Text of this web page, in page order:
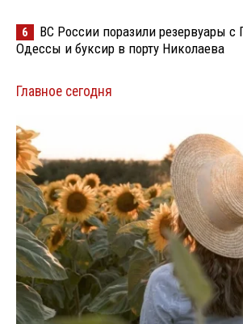
6
ВС России поразили резервуары с
Одессы и буксир в порту Николаева
Главное сегодня